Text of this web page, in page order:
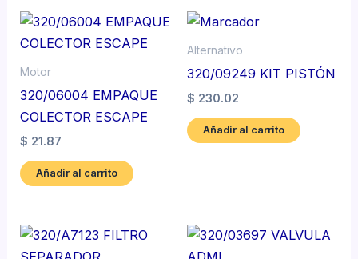
Motor
320/06004 EMPAQUE
COLECTOR ESCAPE
$ 21.87
Añadir al carrito
Alternativo
320/09249 KIT PISTÓN
$ 230.02
Añadir al carrito